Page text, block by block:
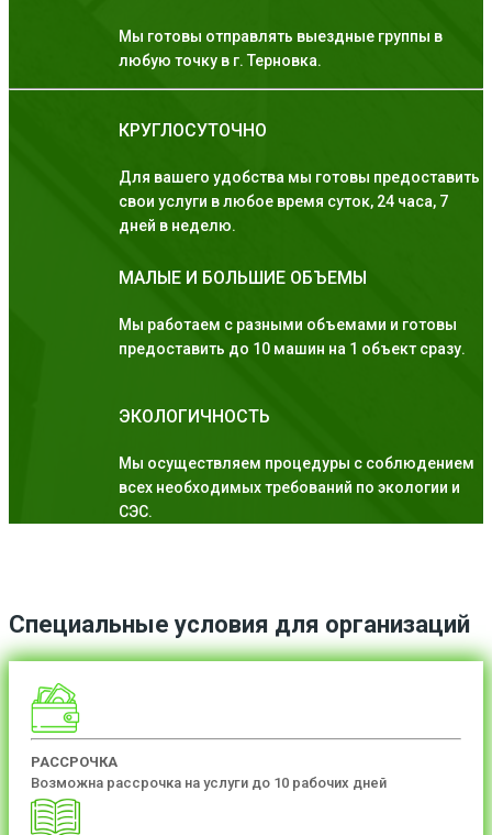
Мы готовы отправлять выездные группы в
любую точку в г. Терновка.
КРУГЛОСУТОЧНО
Для вашего удобства мы готовы предоставить
свои услуги в любое время суток, 24 часа, 7
дней в неделю.
МАЛЫЕ И БОЛЬШИЕ ОБЪЕМЫ
Мы работаем с разными объемами и готовы
предоставить до 10 машин на 1 объект сразу.
ЭКОЛОГИЧНОСТЬ
Мы осуществляем процедуры с соблюдением
всех необходимых требований по экологии и
СЭС.
Специальные условия для организаций
РАССРОЧКА
Возможна рассрочка на услуги до 10 рабочих дней